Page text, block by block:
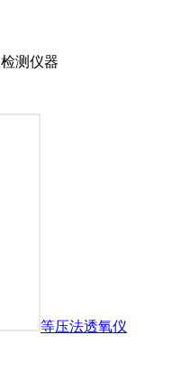
测仪器
等压法透氧仪